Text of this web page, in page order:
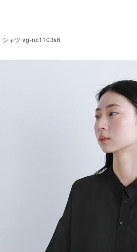
シャツ vg-nc1103s6